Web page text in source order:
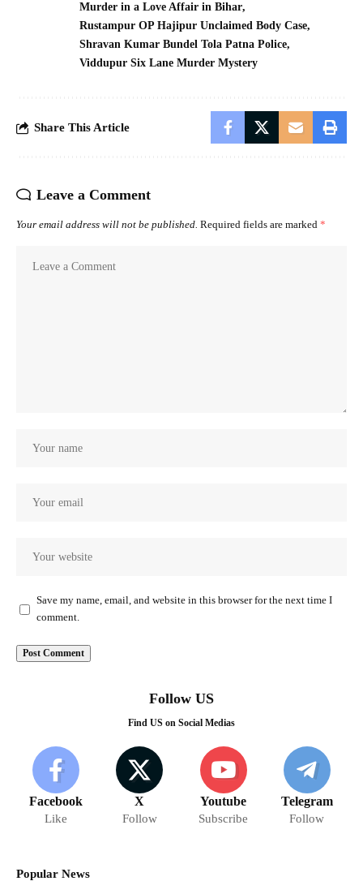
Murder in a Love Affair in Bihar
Rustampur OP Hajipur Unclaimed Body Case
Shravan Kumar Bundel Tola Patna Police
Viddupur Six Lane Murder Mystery
Share This Article
Leave a Comment
Your email address will not be published. Required fields are marked *
Save my name, email, and website in this browser for the next time I
comment.
Follow US
Find US on Social Medias
Facebook
Like
X
Follow
Youtube
Subscribe
Telegram
Follow
Popular News